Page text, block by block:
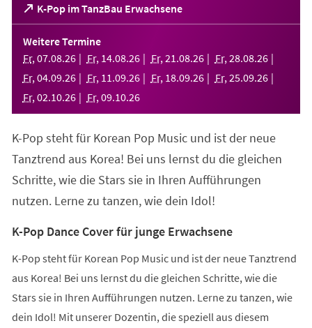
K-Pop im TanzBau Erwachsene
(Öffnet
in
einem
neuen
Tab)
Weitere Termine
Fr, 07.08.26 Fr, 14.08.26 Fr, 21 .08.26 Fr, 28.08.26
Fr, 04.09.26 Fr, 11 .09.26 Fr, 18.09.26 Fr, 25.09.26
Fr, 02.10.26 Fr, 09.10.26
K-Pop steht für Korean Pop Music und ist der neue
Tanztrend aus Korea! Bei uns lernst du die gleichen
Schritte, wie die Stars sie in Ihren Aufführungen
nutzen. Lerne zu tanzen, wie dein Idol!
K-Pop Dance Cover für junge Erwachsene
K-Pop steht für Korean Pop Music und ist der neue Tanztrend
aus Korea! Bei uns lernst du die gleichen Schritte, wie die
Stars sie in Ihren Aufführungen nutzen. Lerne zu tanzen, wie
dein Idol! Mit unserer Dozentin, die speziell aus diesem